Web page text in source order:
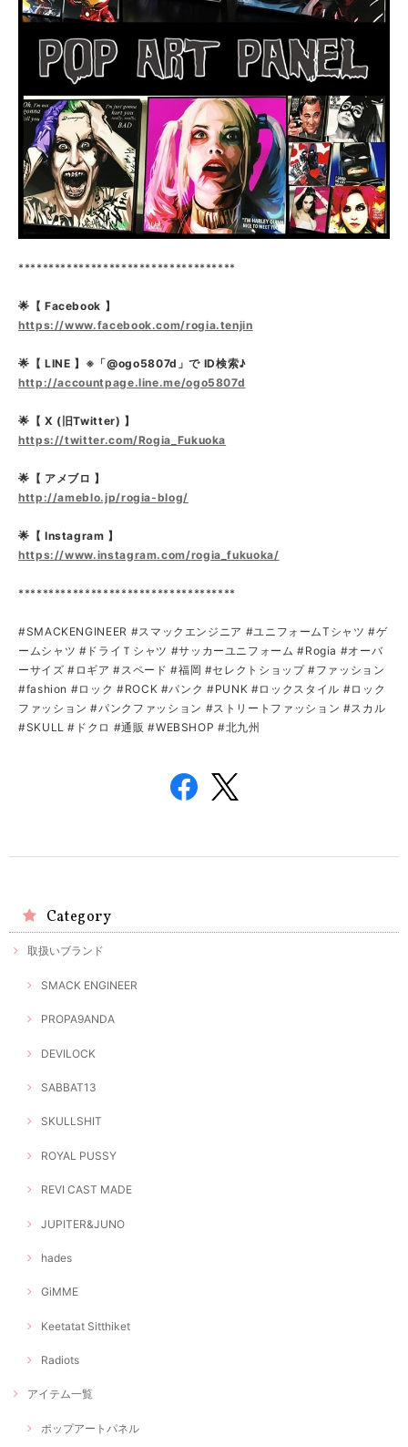
************************************
🌟【 Facebook 】
https://www.facebook.com/rogia.tenjin
🌟【 LINE 】※「@ogo5807d」で ID検索♪
http://accountpage.line.me/ogo5807d
🌟【 X (旧Twitter) 】
https://twitter.com/Rogia_Fukuoka
🌟【 アメブロ 】
http://ameblo.jp/rogia-blog/
🌟【 Instagram 】
https://www.instagram.com/rogia_fukuoka/
************************************
#SMACKENGINEER #スマックエンジニア #ユニフォームTシャツ #ゲ
ームシャツ #ドライＴシャツ #サッカーユニフォーム #Rogia #オーバ
ーサイズ #ロギア #スペード #福岡 #セレクトショップ #ファッション
#fashion #ロック #ROCK #パンク #PUNK #ロックスタイル #ロック
ファッション #パンクファッション #ストリートファッション #スカル
#SKULL #ドクロ #通販 #WEBSHOP #北九州
Category
取扱いブランド
SMACK ENGINEER
PROPA9ANDA
DEVILOCK
SABBAT13
SKULLSHIT
ROYAL PUSSY
REVI CAST MADE
JUPITER&JUNO
hades
GiMME
Keetatat Sitthiket
Radiots
アイテム一覧
ポップアートパネル